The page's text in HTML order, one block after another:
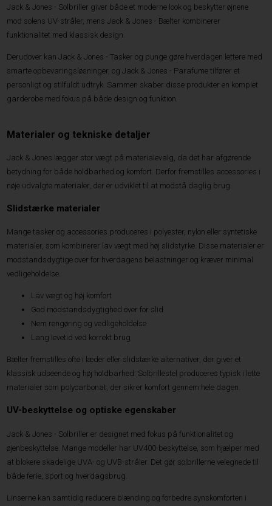
Jack & Jones - Solbriller giver både et moderne look og beskytter øjnene
mod solens UV-stråler, mens Jack & Jones - Bælter kombinerer
funktionalitet med klassisk design.
Derudover kan Jack & Jones - Tasker og punge gøre hverdagen lettere med
smarte opbevaringsløsninger, og Jack & Jones - Parafume tilfører et
personligt og stilfuldt udtryk. Sammen skaber disse produkter en komplet
garderobe med fokus på både design og funktion.
Materialer og tekniske detaljer
Jack & Jones lægger stor vægt på materialevalg, da det har afgørende
betydning for både holdbarhed og komfort. Derfor fremstilles accessories i
nøje udvalgte materialer, der er udviklet til at modstå daglig brug.
Slidstærke materialer
Mange tasker og accessories produceres i polyester, nylon eller syntetiske
materialer, som kombinerer lav vægt med høj slidstyrke. Disse materialer er
modstandsdygtige over for hverdagens belastninger og kræver minimal
vedligeholdelse.
Lav vægt og høj komfort
God modstandsdygtighed over for slid
Nem rengøring og vedligeholdelse
Lang levetid ved korrekt brug
Bælter fremstilles ofte i læder eller slidstærke alternativer, der giver et
klassisk udseende og høj holdbarhed. Solbrillestel produceres typisk i lette
materialer som polycarbonat, der sikrer komfort gennem hele dagen.
UV-beskyttelse og optiske egenskaber
Jack & Jones - Solbriller er designet med fokus på funktionalitet og
øjenbeskyttelse. Mange modeller har UV400-beskyttelse, som hjælper med
at blokere skadelige UVA- og UVB-stråler. Det gør solbrillerne velegnede til
både ferie, sport og hverdagsbrug.
Linserne kan samtidig reducere blænding og forbedre synskomforten i